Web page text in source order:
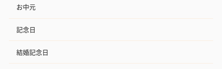
お中元
記念日
結婚記念日